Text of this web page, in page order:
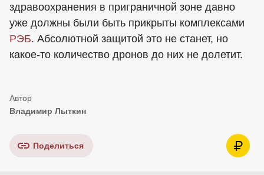
здравоохранения в приграничной зоне давно
уже должны были быть прикрыты комплексами
РЭБ. Абсолютной защитой это не станет, но
какое-то количество дронов до них не долетит.
Владимир Лыткин
Поделиться